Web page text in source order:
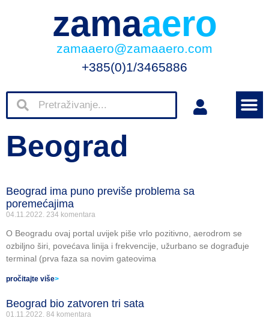
zamaaero
zamaaero@zamaaero.com
+385(0)1/3465886
Beograd
Beograd ima puno previše problema sa
poremećajima
04.11.2022. 234 komentara
O Beogradu ovaj portal uvijek piše vrlo pozitivno, aerodrom se
ozbiljno širi, povećava linija i frekvencije, užurbano se dograđuje
terminal (prva faza sa novim gateovima
pročitajte više>
Beograd bio zatvoren tri sata
01.11.2022. 84 komentara